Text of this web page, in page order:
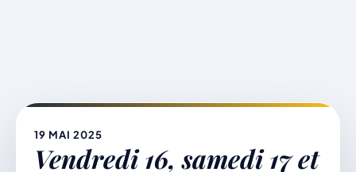
Mairie & Vie municipale
19 MAI 2025
Vendredi 16, samedi 17 et